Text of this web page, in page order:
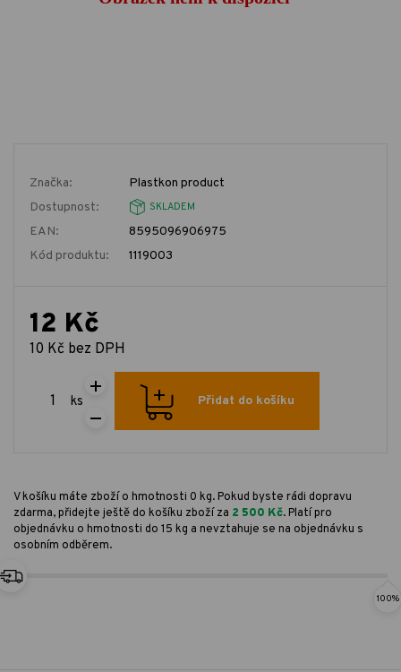
Značka:
Plastkon product
Dostupnost:
SKLADEM
EAN:
8595096906975
Kód produktu:
1119003
12 Kč
10 Kč bez DPH
ks Přidat do košíku
V košíku máte zboží o hmotnosti 0 kg. Pokud byste rádi dopravu
zdarma, přidejte ještě do košíku zboží za 2 500 Kč. Platí pro
objednávku o hmotnosti do 15 kg a nevztahuje se na objednávku s
osobním odběrem.
100%